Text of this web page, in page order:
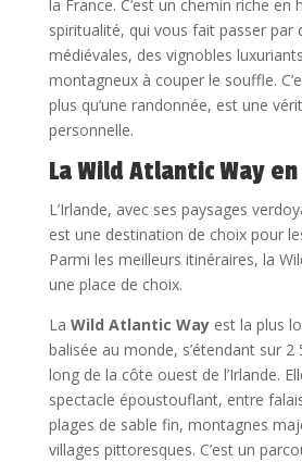
la France. C’est un chemin riche en
spiritualité, qui vous fait passer par
médiévales, des vignobles
montagneux à couper le souffle.
plus qu’une randonnée, est une
personnelle.
La Wild Atlantic Way
L’Irlande, avec ses paysages
est une destination de choix pour
Parmi les meilleurs itinéraires, la
une place de choix.
La Wild Atlantic Wayest la plus
balisée au monde, s’étendant sur
long de la côte ouest de l’Irlande.
spectacle époustouflant, entre
plages de sable fin, montagnes
villages pittoresques. C’est un